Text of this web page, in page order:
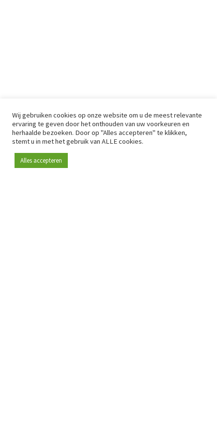
Wij gebruiken cookies op onze website om u de meest relevante
ervaring te geven door het onthouden van uw voorkeuren en
herhaalde bezoeken. Door op "Alles accepteren" te klikken,
stemt u in met het gebruik van ALLE cookies.
Alles accepteren